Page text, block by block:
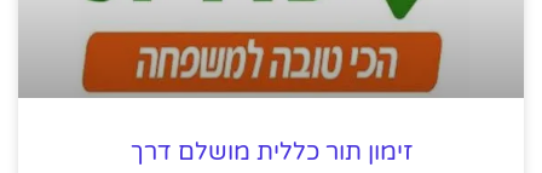
זימון תור כללית מושלם דרך